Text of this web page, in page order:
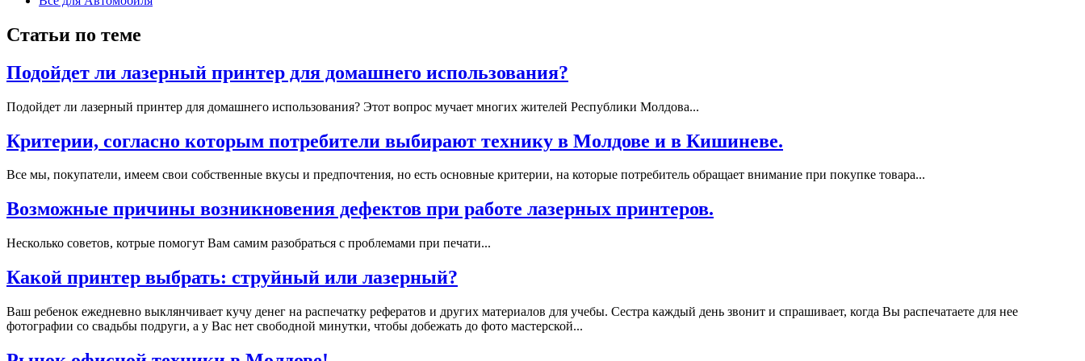
Статьи по теме
Подойдет ли лазерный принтер для домашнего использования?
Подойдет ли лазерный принтер для домашнего использования? Этот вопрос мучает многих жителей Республики Молдова...
Критерии, согласно которым потребители выбирают технику в Молдове и в Кишиневе.
Все мы, покупатели, имеем свои собственные вкусы и предпочтения, но есть основные критерии, на которые потребитель обращает внимание при покупке товара...
Возможные причины возникновения дефектов при работе лазерных принтеров.
Несколько советов, котрые помогут Вам самим разобраться с проблемами при печати...
Какой принтер выбрать: струйный или лазерный?
Ваш ребенок ежедневно выклянчивает кучу денег на распечатку рефератов и других материалов для учебы. Сестра каждый день звонит и спрашивает, когда Вы распечатаете для нее
фотографии со свадьбы подруги, а у Вас нет свободной минутки, чтобы добежать до фото мастерской...